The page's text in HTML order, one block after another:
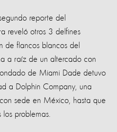
reporte del
reveló otros 3 delfines
de flancos blancos del
a raíz de un altercado con
de Miami Dade detuvo
a Dolphin Company, una
sede en México, hasta que
problemas.